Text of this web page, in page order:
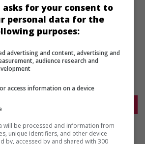
VOA VOA-IMAX
asks for your consent to
personal data for the
purposes:
advertising and content, advertising and
audience research and
access information on a device
will be processed and information from
unique identifiers, and other device
by, accessed by and shared with 300